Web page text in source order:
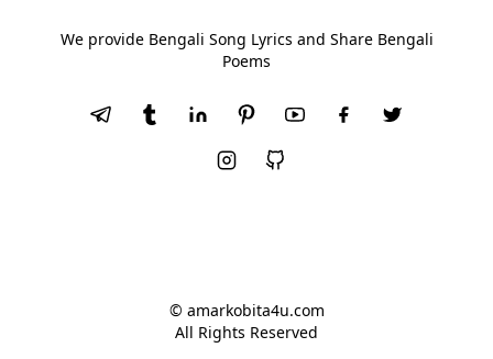
We provide Bengali Song Lyrics and Share Bengali
Poems
© amarkobita4u.com
All Rights Reserved